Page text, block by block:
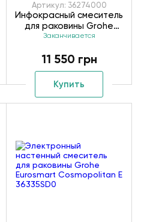
Артикул: 36274000
Инфокрасный смеситель
для раковины Grohe
Euroeco Cosmopolitan E
Заканчивается
11 550 грн
Купить